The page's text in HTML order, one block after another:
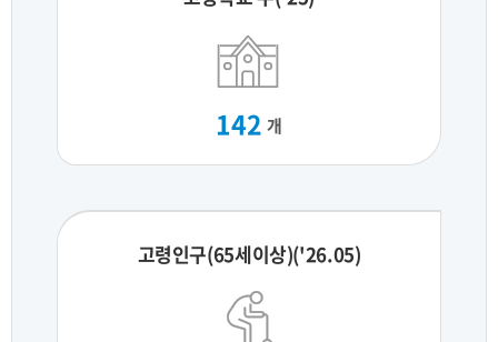
142 개
고령인구(65세이상)('26.05)